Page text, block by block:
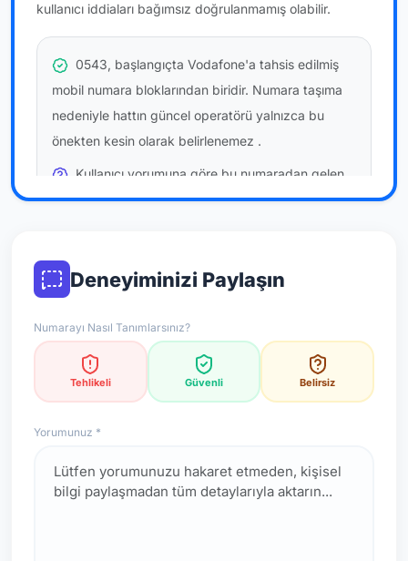
kullanıcı iddiaları bağımsız doğrulanmamış olabilir.
0543, başlangıçta Vodafone'a tahsis edilmiş
mobil numara bloklarından biridir. Numara taşıma
nedeniyle hattın güncel operatörü yalnızca bu
önekten kesin olarak belirlenemez .
Kullanıcı yorumuna göre bu numaradan gelen
çağrılaratemkinli yaklaşmanızönerilir; bu bir site
resmi doğrulama niteliği taşımaz.
*Not: Değerlendirmeler onaylı kullanıcı yorumlarına göre
güncellenir.
Deneyiminizi Paylaşın
Numarayı Nasıl Tanımlarsınız?
Tehlikeli Güvenli Belirsiz
Yorumunuz *